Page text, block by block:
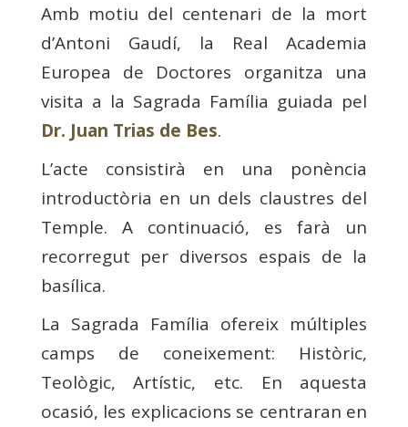
Amb motiu del centenari de la mort
d’Antoni Gaudí, la Real Academia
Europea de Doctores organitza una
visita a la Sagrada Família guiada pel
Dr. Juan Trias de Bes.
L’acte consistirà en una ponència
introductòria en un dels claustres del
Temple. A continuació, es farà un
recorregut per diversos espais de la
basílica.
La Sagrada Família ofereix múltiples
camps de coneixement: Històric,
Teològic, Artístic, etc. En aquesta
ocasió, les explicacions se centraran en